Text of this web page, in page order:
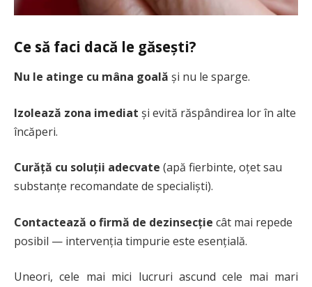
Ce să faci dacă le găsești?
Nu le atinge cu mâna goală și nu le sparge.
Izolează zona imediat și evită răspândirea lor în alte
încăperi.
Curăță cu soluții adecvate (apă fierbinte, oțet sau
substanțe recomandate de specialiști).
Contactează o firmă de dezinsecție cât mai repede
posibil — intervenția timpurie este esențială.
Uneori, cele mai mici lucruri ascund cele mai mari